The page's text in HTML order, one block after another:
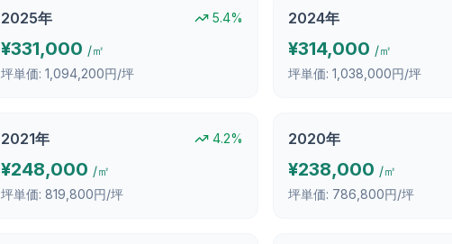
2025年 5.4%
¥331,000 /㎡
坪単価: 1,094,200円/坪
2024年
¥314,000 /㎡
坪単価: 1,038,000円/坪
2021年 4.2%
¥248,000 /㎡
坪単価: 819,800円/坪
2020年
¥238,000 /㎡
坪単価: 786,800円/坪